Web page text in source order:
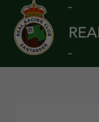
Skip to main content